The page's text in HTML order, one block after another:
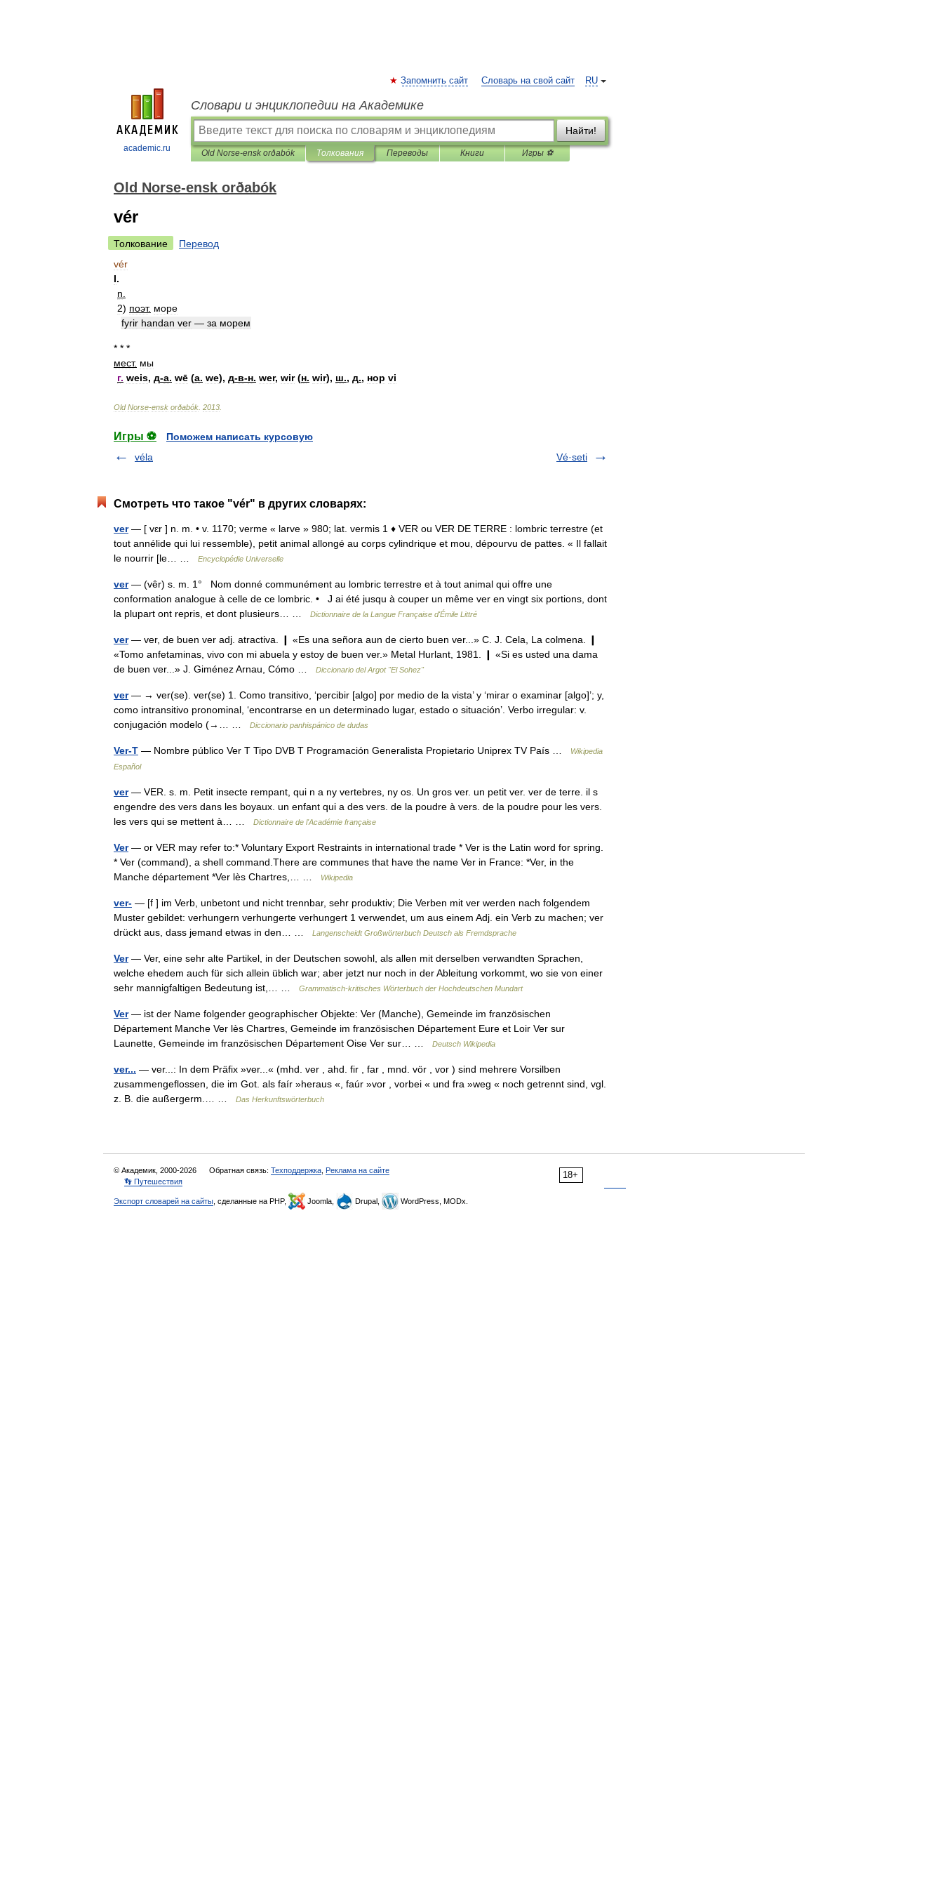
academic.ru
RU
Запомнить сайт Словарь на свой сайт
Словари и энциклопедии на Академике
Найти!
Old Norse-ensk orðabók Толкования Переводы Книги Игры ⚽
Old Norse-ensk orðabók
vér
Толкование
Перевод
vér
I.
n
2) поэт. море
fyrir handan ver — за морем
* * *
мест. мы
г. weis, д-а. wē (а. we), д-в-н. wer, wir(н. wir), ш., д., нор vi
Old Norse-ensk orðabók 2013
Игры ⚽
Поможем написать курсовую
véla
Vé·seti
Смотреть что такое "vér" в других словарях:
ver— [ vɛr ] n. m. • v. 1170; verme « larve » 980; lat. vermis 1 ♦ VER ou VER DE TERRE : lombric terrestre (et
tout annélide qui lui ressemble), petit animal allongé au corps cylindrique et mou, dépourvu de pattes. « Il fallait
le nourrir [le… …
Encyclopédie Universelle
ver— (vêr) s. m. 1° Nom donné communément au lombric terrestre et à tout animal qui offre une
conformation analogue à celle de ce lombric. • J ai été jusqu à couper un même ver en vingt six portions, dont
la plupart ont repris, et dont plusieurs… …
Dictionnaire de la Langue Française d'Émile Littré
ver— ver, de buen ver adj. atractiva. ❙ «Es una señora aun de cierto buen ver...» C. J. Cela, La colmena. ❙
«Tomo anfetaminas, vivo con mi abuela y estoy de buen ver.» Metal Hurlant, 1981. ❙ «Si es usted una dama
de buen ver...» J. Giménez Arnau, Cómo …
Diccionario del Argot "El Sohez"
ver— → ver(se). ver(se) 1. Como transitivo, ‘percibir [algo] por medio de la vista’ y ‘mirar o examinar [algo]’; y,
como intransitivo pronominal, ‘encontrarse en un determinado lugar, estado o situación’. Verbo irregular: v.
conjugación modelo (→… …
Diccionario panhispánico de dudas
Ver-T — Nombre público Ver T Tipo DVB T Programación Generalista Propietario Uniprex TV País …
Wikipedia
Español
ver— VER. s. m. Petit insecte rempant, qui n a ny vertebres, ny os. Un gros ver. un petit ver. ver de terre. il s
engendre des vers dans les boyaux. un enfant qui a des vers. de la poudre à vers. de la poudre pour les vers.
les vers qui se mettent à… …
Dictionnaire de l'Académie française
Ver— or VER may refer to:* Voluntary Export Restraints in international trade * Ver is the Latin word for spring.
* Ver (command), a shell command.There are communes that have the name Ver in France: *Ver, in the
Manche département *Ver lès Chartres,… …
Wikipedia
ver- — [f ] im Verb, unbetont und nicht trennbar, sehr produktiv; Die Verben mit ver werden nach folgendem
Muster gebildet: verhungern verhungerte verhungert 1 verwendet, um aus einem Adj. ein Verb zu machen; ver
drückt aus, dass jemand etwas in den… …
Langenscheidt Großwörterbuch Deutsch als Fremdsprache
Ver— Ver, eine sehr alte Partikel, in der Deutschen sowohl, als allen mit derselben verwandten Sprachen,
welche ehedem auch für sich allein üblich war; aber jetzt nur noch in der Ableitung vorkommt, wo sie von einer
sehr mannigfaltigen Bedeutung ist,… …
Grammatisch-kritisches Wörterbuch der Hochdeutschen Mundart
Ver— ist der Name folgender geographischer Objekte: Ver (Manche), Gemeinde im französischen
Département Manche Ver lès Chartres, Gemeinde im französischen Département Eure et Loir Ver sur
Launette, Gemeinde im französischen Département Oise Ver sur… …
Deutsch Wikipedia
ver... — ver...: In dem Präfix »ver...« (mhd. ver , ahd. fir , far , mnd. vör , vor ) sind mehrere Vorsilben
zusammengeflossen, die im Got. als faír »heraus «, faúr »vor , vorbei « und fra »weg « noch getrennt sind, vgl.
z. B. die außergerm.… …
Das Herkunftswörterbuch
18+
© Академик, 2000-2026 Обратная связь: Техподдержка Реклама на сайте
👣 Путешествия
Экспорт словарей на сайты , сделанные на PHP, Joomla, Drupal, WordPress, MODx.